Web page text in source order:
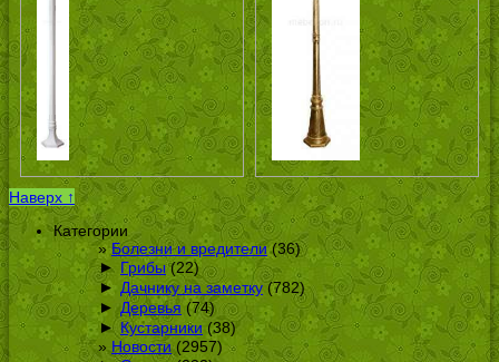
Наверх ↑
Категории
Болезни и вредители(36)
► Грибы(22)
► Дачнику на заметку(782)
► Деревья (74)
► Кустарники (38)
Новости(2957)